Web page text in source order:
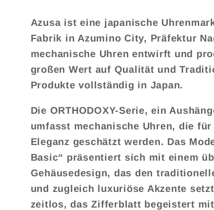
Azusa ist eine japanische
Fabrik in Azumino City, Präfektur
mechanische Uhren entwirft und
großen Wert auf Qualität und
Produkte vollständig in Japan.
Die ORTHODOXY-Serie, ein
umfasst mechanische Uhren, die
Eleganz geschätzt werden. Das
Basic“ präsentiert sich mit einem
Gehäusedesign, das den
und zugleich luxuriöse Akzente
zeitlos, das Zifferblatt begeistert